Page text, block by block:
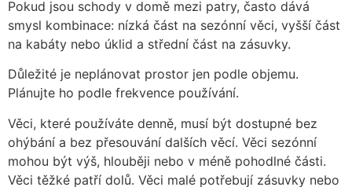
Pokud jsou schody v domě mezi patry, často dává
smysl kombinace: nízká část na sezónní věci, vyšší část
na kabáty nebo úklid a střední část na zásuvky.
Důležité je neplánovat prostor jen podle objemu.
Plánujte ho podle frekvence používání.
Věci, které používáte denně, musí být dostupné bez
ohýbání a bez přesouvání dalších věcí. Věci sezónní
mohou být výš, hlouběji nebo v méně pohodlné části.
Věci těžké patří dolů. Věci malé potřebují zásuvky nebo